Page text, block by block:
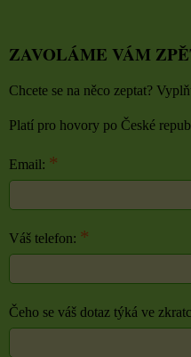
ZAVOLÁME VÁM
Chcete se na něco zeptat?
Platí pro hovory po České
Email: *
Váš telefon: *
Čeho se váš dotaz týká ve